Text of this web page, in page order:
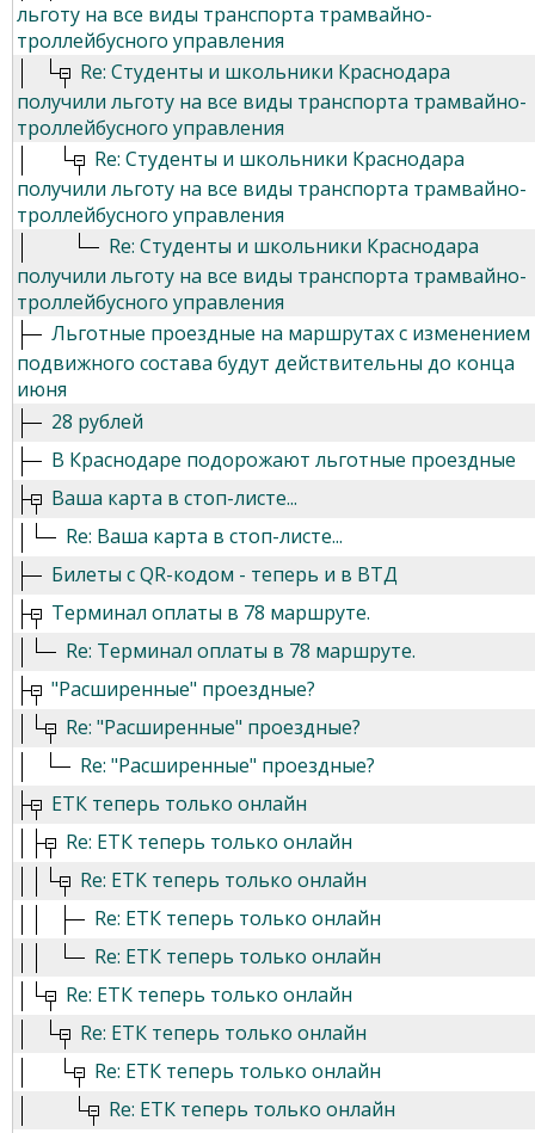
льготу на все виды транспорта трамвайно-
троллейбусного управления
Re: Студенты и школьники Краснодара
получили льготу на все виды транспорта трамвайно-
троллейбусного управления
Re: Студенты и школьники Краснодара
получили льготу на все виды транспорта трамвайно-
троллейбусного управления
Re: Студенты и школьники Краснодара
получили льготу на все виды транспорта трамвайно-
троллейбусного управления
Льготные проездные на маршрутах с изменением
подвижного состава будут действительны до конца
июня
28 рублей
В Краснодаре подорожают льготные проездные
Ваша карта в стоп-листе...
Re: Ваша карта в стоп-листе...
Билеты с QR-кодом - теперь и в ВТД
Терминал оплаты в 78 маршруте.
Re: Терминал оплаты в 78 маршруте.
"Расширенные" проездные?
Re: "Расширенные" проездные?
Re: "Расширенные" проездные?
ЕТК теперь только онлайн
Re: ЕТК теперь только онлайн
Re: ЕТК теперь только онлайн
Re: ЕТК теперь только онлайн
Re: ЕТК теперь только онлайн
Re: ЕТК теперь только онлайн
Re: ЕТК теперь только онлайн
Re: ЕТК теперь только онлайн
Re: ЕТК теперь только онлайн